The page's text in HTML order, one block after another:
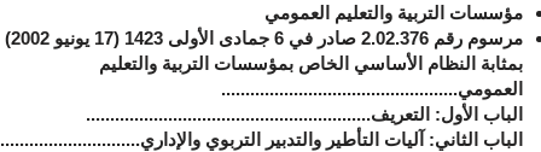
مؤسسات التربية والتعليم العمومي
مرسوم رقم 2.02.376 صادر في 6 جمادى الأولى 1423 (17 يونيو 2002)
بمثابة النظام الأساسي الخاص بمؤسسات التربية والتعليم
العمومي.................................................
الباب الأول: التعريف...........................................................
الباب الثاني: آليات التأطير والتدبير التربوي